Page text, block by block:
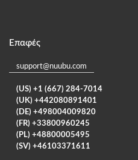
Επαφές
support@nuubu.com
(US) +1 (667) 284-7014
(UK) +442080891401
(DE) +498004009820
(FR) +33800960245
(PL) +48800005495
(SV) +46103371611